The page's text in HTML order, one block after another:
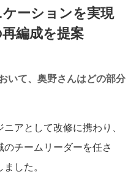
ーションを実現
編成を提案
いて、奥野さんはどの部分
アとして改修に携わり、
チームリーダーを任さ
した。